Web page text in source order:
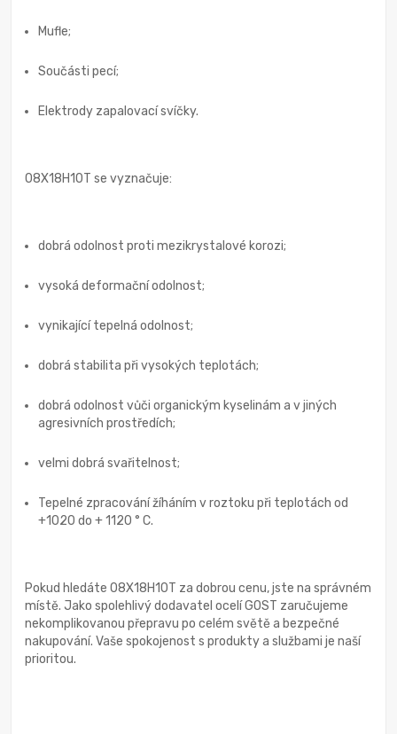
Mufle;
Součásti pecí;
Elektrody zapalovací svíčky.
08X18H10T se vyznačuje:
dobrá odolnost proti mezikrystalové korozi;
vysoká deformační odolnost;
vynikající tepelná odolnost;
dobrá stabilita při vysokých teplotách;
dobrá odolnost vůči organickým kyselinám a v jiných
agresivních prostředích;
velmi dobrá svařitelnost;
Tepelné zpracování žíháním v roztoku při teplotách od
+1020 do + 1120 ° C.
Pokud hledáte 08X18H10T za dobrou cenu, jste na správném
místě. Jako spolehlivý dodavatel ocelí GOST zaručujeme
nekomplikovanou přepravu po celém světě a bezpečné
nakupování. Vaše spokojenost s produkty a službami je naší
prioritou.